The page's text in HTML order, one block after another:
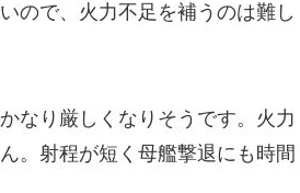
ので、火力不足を補うのは難し
なり厳しくなりそうです。火力
。射程が短く母艦撃退にも時間